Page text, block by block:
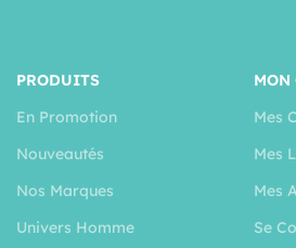
PRODUITS
En Promotion
Nouveautés
Nos Marques
Univers Homme
MON
Mes
Mes
Mes
Se